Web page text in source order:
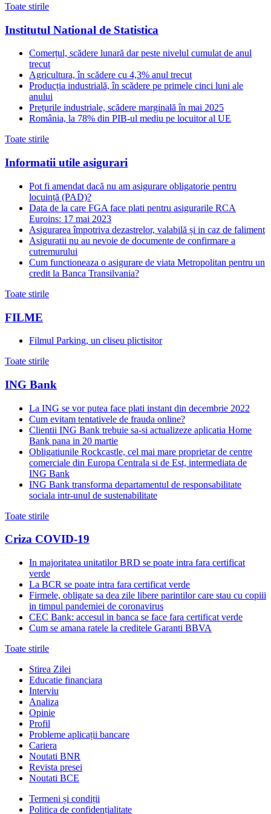
Toate stirile
Institutul National de Statistica
Comerțul, scădere lunară dar peste nivelul cumulat de anul
trecut
Agricultura, în scădere cu 4,3% anul trecut
Producția industrială, în scădere pe primele cinci luni ale
anului
Prețurile industriale, scădere marginală în mai 2025
România, la 78% din PIB-ul mediu pe locuitor al UE
Toate stirile
Informatii utile asigurari
Pot fi amendat dacă nu am asigurare obligatorie pentru
locuință (PAD)?
Data de la care FGA face plati pentru asigurarile RCA
Euroins: 17 mai 2023
Asigurarea împotriva dezastrelor, valabilă și in caz de faliment
Asiguratii nu au nevoie de documente de confirmare a
cutremurului
Cum functioneaza o asigurare de viata Metropolitan pentru un
credit la Banca Transilvania?
Toate stirile
FILME
Filmul Parking, un cliseu plictisitor
Toate stirile
ING Bank
La ING se vor putea face plati instant din decembrie 2022
Cum evitam tentativele de frauda online?
Clientii ING Bank trebuie sa-si actualizeze aplicatia Home
Bank pana in 20 martie
Obligatiunile Rockcastle, cel mai mare proprietar de centre
comerciale din Europa Centrala si de Est, intermediata de
ING Bank
ING Bank transforma departamentul de responsabilitate
sociala intr-unul de sustenabilitate
Toate stirile
Criza COVID-19
In majoritatea unitatilor BRD se poate intra fara certificat
verde
La BCR se poate intra fara certificat verde
Firmele, obligate sa dea zile libere parintilor care stau cu copiii
in timpul pandemiei de coronavirus
CEC Bank: accesul in banca se face fara certificat verde
Cum se amana ratele la creditele Garanti BBVA
Toate stirile
Stirea Zilei
Educatie financiara
Interviu
Analiza
Opinie
Profil
Probleme aplicații bancare
Cariera
Noutati BNR
Revista presei
Noutati BCE
Termeni și condiții
Politica de confidențialitate